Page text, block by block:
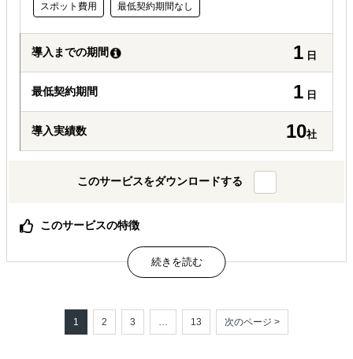
スポット費用 最低契約期間なし
導入までの期間 1 日
最低契約期間 1 日
導入実績数 10社
このサービスをダウンロードする
このサービスの特徴
日本企業の海外展開に確かな「戦略」を、常識を覆すスピ
ードと費用でご提供
期間は１日、費用はわずか６９，８００円（税別）、国家
属するジャンル
1 2 3 … 13 次のページ >